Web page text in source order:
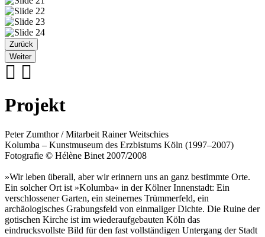
Zurück
Weiter
Projekt
Peter Zumthor / Mitarbeit Rainer Weitschies
Kolumba – Kunstmuseum des Erzbistums Köln (1997–2007)
Fotografie © Hélène Binet 2007/2008
»Wir leben überall, aber wir erinnern uns an ganz bestimmte Orte.
Ein solcher Ort ist »Kolumba« in der Kölner Innenstadt: Ein
verschlossener Garten, ein steinernes Trümmerfeld, ein
archäologisches Grabungsfeld von einmaliger Dichte. Die Ruine der
gotischen Kirche ist im wiederaufgebauten Köln das
eindrucksvollste Bild für den fast vollständigen Untergang der Stadt